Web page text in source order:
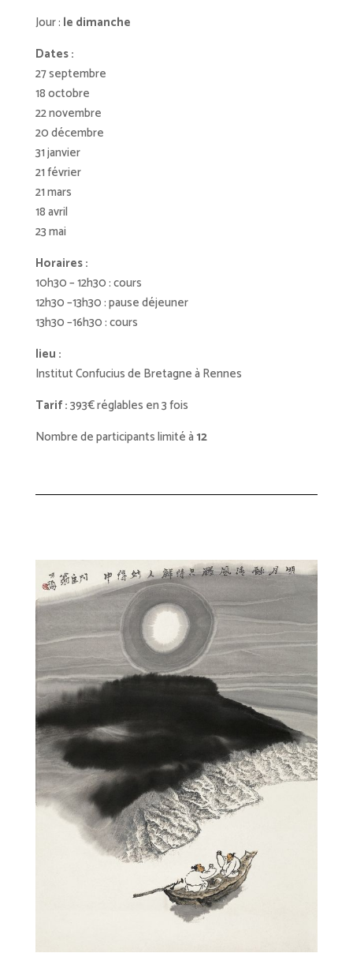
Jour : le dimanche
Dates :
27 septembre
18 octobre
22 novembre
20 décembre
31 janvier
21 février
21 mars
18 avril
23 mai
Horaires :
10h30 – 12h30 : cours
12h30 –13h30 : pause déjeuner
13h30 –16h30 : cours
lieu :
Institut Confucius de Bretagne à Rennes
Tarif :393€ réglables en 3 fois
Nombre de participants limité à12